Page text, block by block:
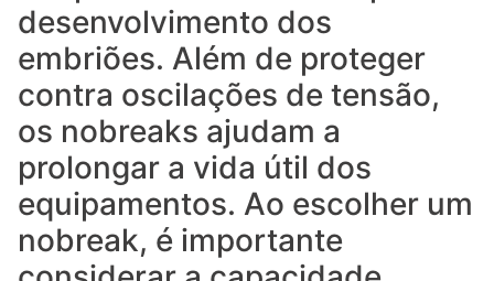
desenvolvimento dos
embriões. Além de proteger
contra oscilações de tensão,
os nobreaks ajudam a
prolongar a vida útil dos
equipamentos. Ao escolher um
nobreak, é importante